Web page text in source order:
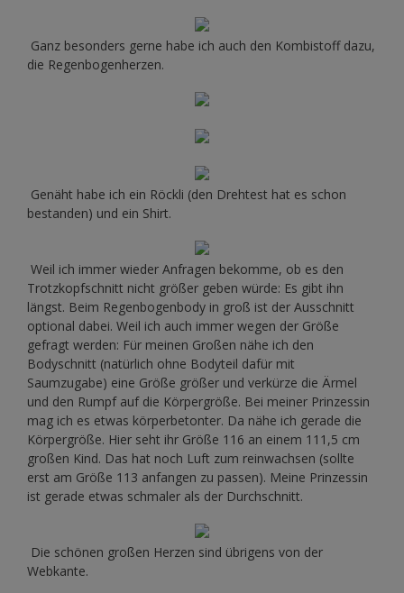
Ganz besonders gerne habe ich auch den Kombistoff dazu,
die Regenbogenherzen.
Genäht habe ich ein Röckli (den Drehtest hat es schon
bestanden) und ein Shirt.
Weil ich immer wieder Anfragen bekomme, ob es den
Trotzkopfschnitt nicht größer geben würde: Es gibt ihn
längst. Beim Regenbogenbody in groß ist der Ausschnitt
optional dabei. Weil ich auch immer wegen der Größe
gefragt werden: Für meinen Großen nähe ich den
Bodyschnitt (natürlich ohne Bodyteil dafür mit
Saumzugabe) eine Größe größer und verkürze die Ärmel
und den Rumpf auf die Körpergröße. Bei meiner Prinzessin
mag ich es etwas körperbetonter. Da nähe ich gerade die
Körpergröße. Hier seht ihr Größe 116 an einem 111,5 cm
großen Kind. Das hat noch Luft zum reinwachsen (sollte
erst am Größe 113 anfangen zu passen). Meine Prinzessin
ist gerade etwas schmaler als der Durchschnitt.
Die schönen großen Herzen sind übrigens von der
Webkante.